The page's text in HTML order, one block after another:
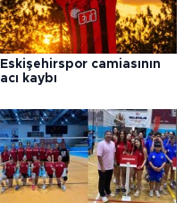
Eskişehirspor camiasının
acı kaybı